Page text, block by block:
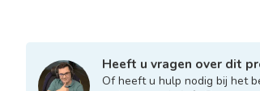
Heeft u vragen over dit
Of heeft u hulp nodig bij het